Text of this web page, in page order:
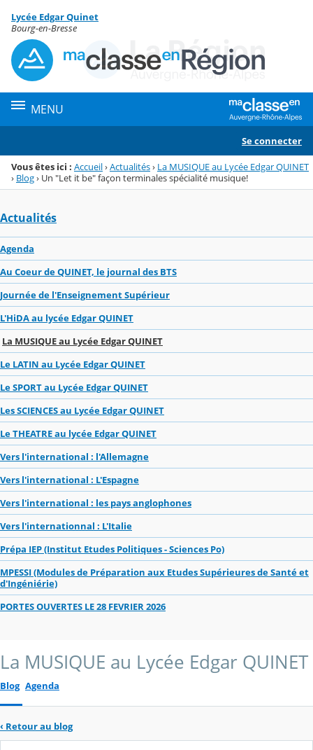
Menu de la rubrique
Contenu
Lycée Edgar Quinet
Bourg-en-Bresse
MENU
Se connecter
Vous êtes ici : Accueil›Actualités› La MUSIQUE au Lycée Edgar QUINET
› Blog› Un "Let it be" façon terminales spécialité musique!
Actualités
Agenda
Au Coeur de QUINET, le journal des BTS
Journée de l'Enseignement Supérieur
L'HiDA au lycée Edgar QUINET
La MUSIQUE au Lycée Edgar QUINET
Le LATIN au Lycée Edgar QUINET
Le SPORT au Lycée Edgar QUINET
Les SCIENCES au Lycée Edgar QUINET
Le THEATRE au lycée Edgar QUINET
Vers l'international : l'Allemagne
Vers l'international : L'Espagne
Vers l'international : les pays anglophones
Vers l'internationnal : L'Italie
Prépa IEP (Institut Etudes Politiques - Sciences Po)
MPESSI (Modules de Préparation aux Etudes Supérieures de Santé et
d'Ingéniérie)
PORTES OUVERTES LE 28 FEVRIER 2026
La MUSIQUE au Lycée Edgar QUINET
Blog Agenda
‹ Retour au blog